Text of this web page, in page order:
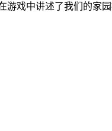
中讲述了我们的家